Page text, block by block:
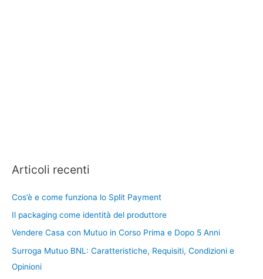
Articoli recenti
Cos’è e come funziona lo Split Payment
Il packaging come identità del produttore
Vendere Casa con Mutuo in Corso Prima e Dopo 5 Anni
Surroga Mutuo BNL: Caratteristiche, Requisiti, Condizioni e
Opinioni